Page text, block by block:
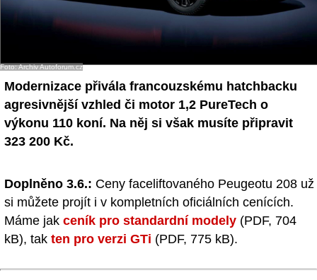
- Ostatní
Sledujte nás!
Foto: Archiv Autoforum.cz
Modernizace přivála francouzskému hatchbacku
agresivnější vzhled či motor 1,2 PureTech o
výkonu 110 koní. Na něj si však musíte připravit
323 200 Kč.
Doplněno 3.6.: Ceny faceliftovaného Peugeotu 208 už
si můžete projít i v kompletních oficiálních cenících.
Máme jak ceník pro standardní modely (PDF, 704
kB), tak ten pro verzi GTi (PDF, 775 kB).